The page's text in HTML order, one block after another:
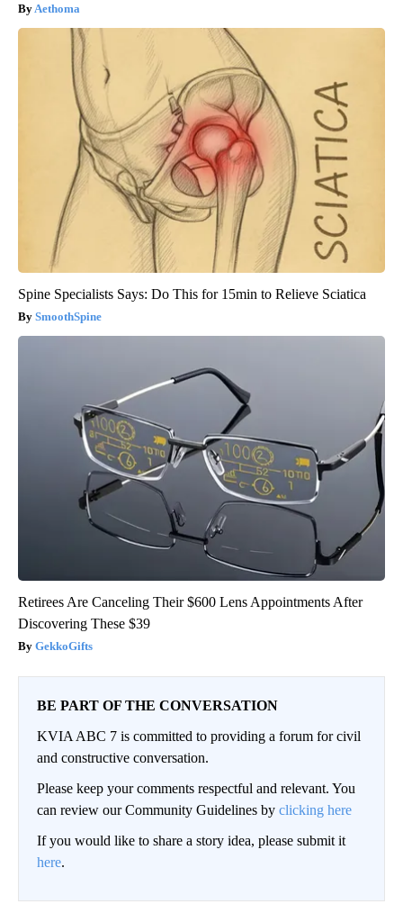
Aethoma
Spine Specialists Says: Do This for 15min to Relieve Sciatica
SmoothSpine
Retirees Are Canceling Their $600 Lens Appointments After
Discovering These $39
GekkoGifts
BE PART OF THE CONVERSATION
KVIA ABC 7 is committed to providing a forum for civil
and constructive conversation.
Please keep your comments respectful and relevant. You
can review our Community Guidelines by clicking here
If you would like to share a story idea, please submit it
here.